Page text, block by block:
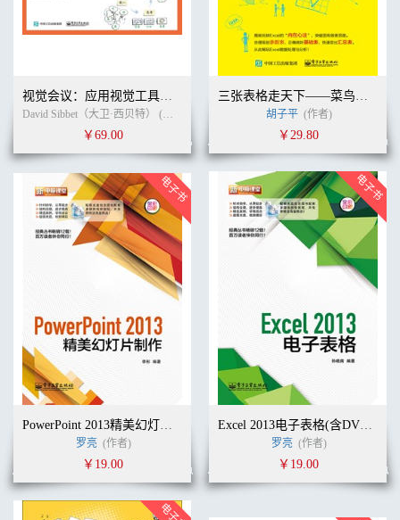
视觉会议：应用视觉工具促进团队沟通、决策与执行（典藏版）
David Sibbet（大卫·西贝特） (作者)
￥69.00
三张表格走天下——菜鸟也会Excel数据分析（全彩）
胡子平 (作者)
￥29.80
PowerPoint 2013精美幻灯片制作(含DVD光盘1张)（全彩）
罗亮 (作者)
￥19.00
Excel 2013电子表格(含DVD光盘1张)（全彩）
罗亮 (作者)
￥19.00